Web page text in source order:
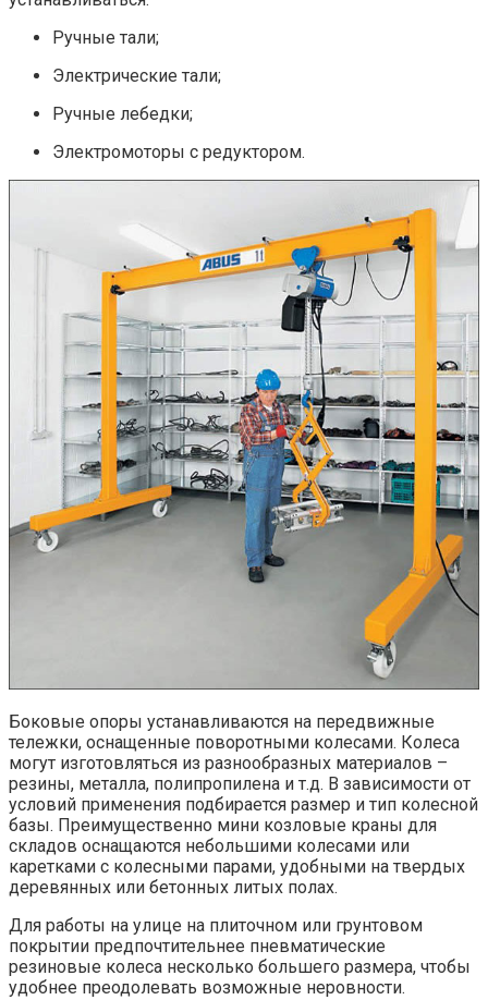
Ручные тали;
Электрические тали;
Ручные лебедки;
Электромоторы с редуктором.
Боковые опоры устанавливаются на передвижные
тележки, оснащенные поворотными колесами. Колеса
могут изготовляться из разнообразных материалов –
резины, металла, полипропилена и т.д. В зависимости от
условий применения подбирается размер и тип колесной
базы. Преимущественно мини козловые краны для
складов оснащаются небольшими колесами или
каретками с колесными парами, удобными на твердых
деревянных или бетонных литых полах.
Для работы на улице на плиточном или грунтовом
покрытии предпочтительнее пневматические
резиновые колеса несколько большего размера, чтобы
удобнее преодолевать возможные неровности.